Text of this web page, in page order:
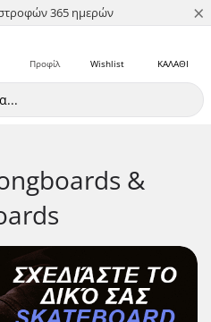
365 ημερών
στα 5 ×
ΚΑΛΑΘΙ
Wishlist
Προφίλ
&